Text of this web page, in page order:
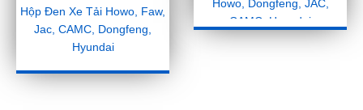
Hộp Đen Xe Tải Howo, Faw,
Jac, CAMC, Dongfeng,
Hyundai
Howo, Dongfeng, JAC,
CAMC, Hyundai